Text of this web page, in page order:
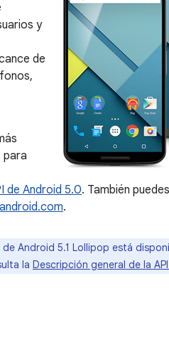
y
de
para
de Android 5.0. También
.
de Android 5.1 Lollipop está
la Descripción general de la